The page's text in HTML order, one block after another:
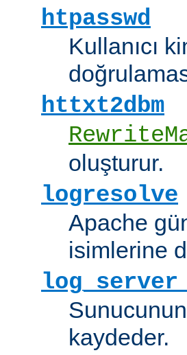
htpasswd
Kullanıcı
httxt2dbm
oluşturur.
logresolve
Apache
isimlerine
kaydeder.